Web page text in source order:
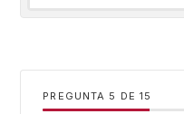
PREGUNTA DE 15